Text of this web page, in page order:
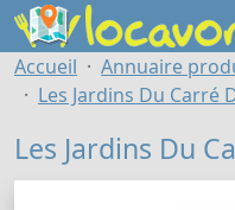
Accueil
Annuaire
Les Jardins Du Carré
Les Jardins Du